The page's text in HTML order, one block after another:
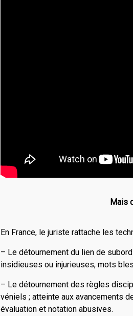
Mais
En France, le juriste rattache les
– Le détournement du lien de
insidieuses ou injurieuses, mots
– Le détournement des règles
véniels ; atteinte aux avancements
évaluation et notation abusives.